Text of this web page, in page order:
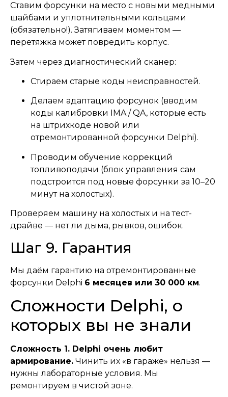
Ставим форсунки на место с новыми медными
шайбами и уплотнительными кольцами
(обязательно!). Затягиваем моментом —
перетяжка может повредить корпус.
Затем через диагностический сканер:
Стираем старые коды неисправностей.
Делаем адаптацию форсунок (вводим
коды калибровки IMA / QA, которые есть
на штрихкоде новой или
отремонтированной форсунки Delphi).
Проводим обучение коррекций
топливоподачи (блок управления сам
подстроится под новые форсунки за 10–20
минут на холостых).
Проверяем машину на холостых и на тест-
драйве — нет ли дыма, рывков, ошибок.
Шаг 9. Гарантия
Мы даём гарантию на отремонтированные
форсунки Delphi 6 месяцев или 30 000 км.
Сложности Delphi, о
которых вы не знали
Сложность 1. Delphi очень любит
армирование. Чинить их «в гараже» нельзя —
нужны лабораторные условия. Мы
ремонтируем в чистой зоне.